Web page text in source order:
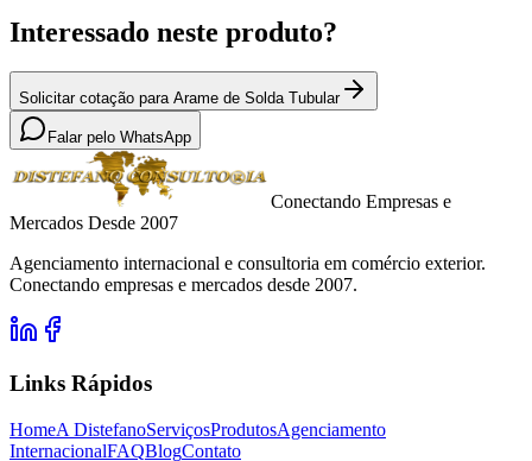
Interessado neste produto?
Solicitar cotação para Arame de Solda Tubular
Falar pelo WhatsApp
Conectando Empresas e
Mercados Desde 2007
Agenciamento internacional e consultoria em comércio exterior.
Conectando empresas e mercados desde 2007.
Links Rápidos
HomeA DistefanoServiçosProdutosAgenciamento
InternacionalFAQBlogContato